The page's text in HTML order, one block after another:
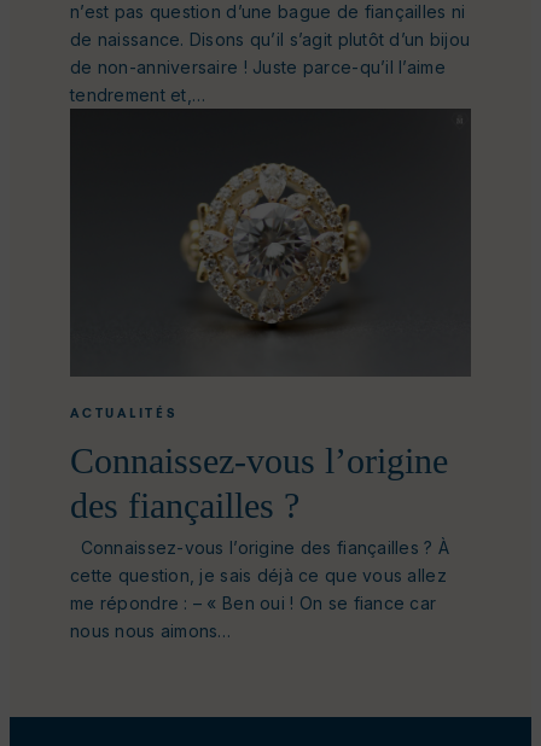
n’est pas question d’une bague de fiançailles ni
de naissance. Disons qu’il s’agit plutôt d’un bijou
de non-anniversaire ! Juste parce-qu’il l’aime
tendrement et,…
ACTUALITÉS
Connaissez-vous l’origine
des fiançailles ?
Connaissez-vous l’origine des fiançailles ? À
cette question, je sais déjà ce que vous allez
me répondre : – « Ben oui ! On se fiance car
nous nous aimons…